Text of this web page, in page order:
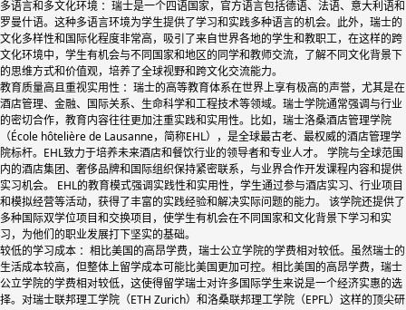
多语言和多文化环境 ：瑞士是一个四语国家，官方语言包括德语、法语、意大利语和
罗曼什语。这种多语言环境为学生提供了学习和实践多种语言的机会。此外，瑞士的
文化多样性和国际化程度非常高，吸引了来自世界各地的学生和教职工，在这样的跨
文化环境中，学生有机会与不同国家和地区的同学和教师交流，了解不同文化背景下
的思维方式和价值观，培养了全球视野和跨文化交流能力。
教育质量高且重视实用性 ：瑞士的高等教育体系在世界上享有极高的声誉，尤其是在
酒店管理、金融、国际关系、生命科学和工程技术等领域。瑞士学院通常强调与行业
的密切合作，教育内容往往更加注重实践和实用性。比如，瑞士洛桑酒店管理学院
（École hôtelière de Lausanne，简称EHL），是全球最古老、最权威的酒店管理学
院标杆。EHL致力于培养未来酒店和餐饮行业的领导者和专业人才。 学院与全球范围
内的酒店集团、奢侈品牌和国际组织保持紧密联系，与业界合作开发课程内容和提供
实习机会。 EHL的教育模式强调实践性和实用性，学生通过参与酒店实习、行业项目
和模拟经营等活动，获得了丰富的实践经验和解决实际问题的能力。 该学院还提供了
多种国际双学位项目和交换项目，使学生有机会在不同国家和文化背景下学习和实
习，为他们的职业发展打下坚实的基础。
较低的学习成本 ：相比美国的高昂学费，瑞士公立学院的学费相对较低。虽然瑞士的
生活成本较高，但整体上留学成本可能比美国更加可控。相比美国的高昂学费，瑞士
公立学院的学费相对较低，这使得留学瑞士对许多国际学生来说是一个经济实惠的选
择。对瑞士联邦理工学院（ETH Zurich）和洛桑联邦理工学院（EPFL）这样的顶尖研